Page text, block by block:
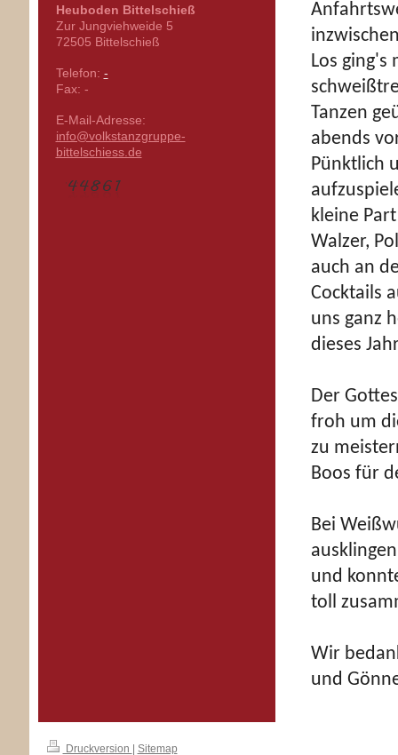
Los ging's
Tanzen
abends
Pünktlich
kleine
Walzer,
auch an
Cocktails
uns ganz
dieses
Der
froh um
zu
Boos für
Bei
und
toll
Wir
und
Heuboden Bittelschieß
Zur Jungviehweide 5
72505 Bittelschieß
Telefon: -
Fax: -
E-Mail-Adresse:
info@volkstanzgruppe-
bittelschiess.de
Druckversion Sitemap